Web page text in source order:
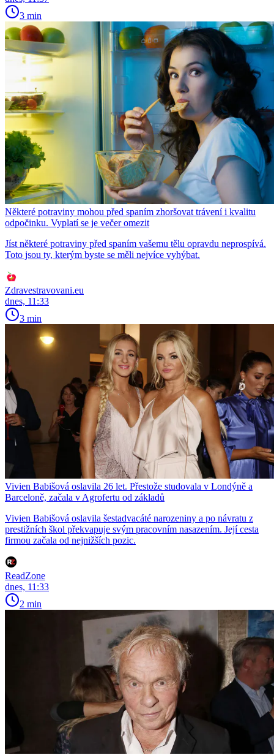
3 min
Některé potraviny mohou před spaním zhoršovat trávení i kvalitu
odpočinku. Vyplatí se je večer omezit
Jíst některé potraviny před spaním vašemu tělu opravdu neprospívá.
Toto jsou ty, kterým byste se měli nejvíce vyhýbat.
Zdravestravovani.eu
dnes, 11:33
3 min
Vivien Babišová oslavila 26 let. Přestože studovala v Londýně a
Barceloně, začala v Agrofertu od základů
Vivien Babišová oslavila šestadvacáté narozeniny a po návratu z
prestižních škol překvapuje svým pracovním nasazením. Její cesta
firmou začala od nejnižších pozic.
ReadZone
dnes, 11:33
2 min